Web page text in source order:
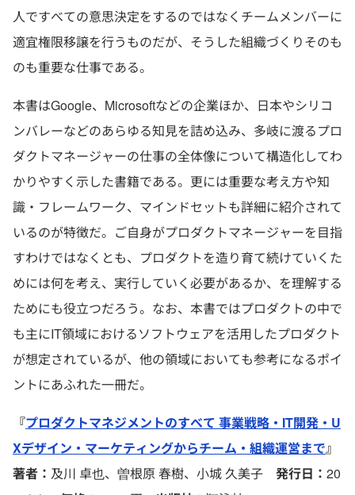
人ですべての意思決定をするのではなくチームメンバーに
適宜権限移譲を行うものだが、そうした組織づくりそのも
のも重要な仕事である。
本書はGoogle、Microsoftなどの企業ほか、日本やシリコ
ンバレーなどのあらゆる知見を詰め込み、多岐に渡るプロ
ダクトマネージャーの仕事の全体像について構造化してわ
かりやすく示した書籍である。更には重要な考え方や知
識・フレームワーク、マインドセットも詳細に紹介されて
いるのが特徴だ。ご自身がプロダクトマネージャーを目指
すわけではなくとも、プロダクトを造り育て続けていくた
めには何を考え、実行していく必要があるか、を理解する
ためにも役立つだろう。なお、本書ではプロダクトの中で
も主にIT領域におけるソフトウェアを活用したプロダクト
が想定されているが、他の領域においても参考になるポイ
ントにあふれた一冊だ。
『プロダクトマネジメントのすべて 事業戦略・IT開発・U
Xデザイン・マーケティングからチーム・組織運営まで』
著者： 及川 卓也、曽根原 春樹、小城 久美子 発行日： 20